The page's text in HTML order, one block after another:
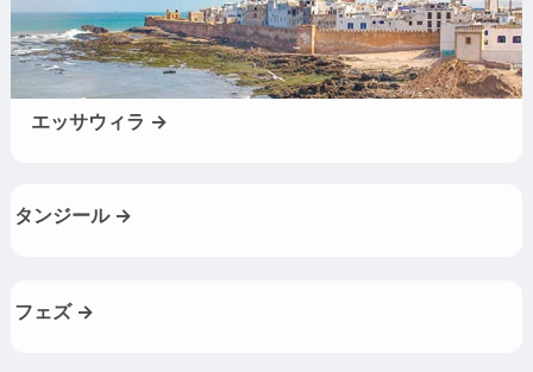
エッサウィラ →
タンジール →
フェズ →